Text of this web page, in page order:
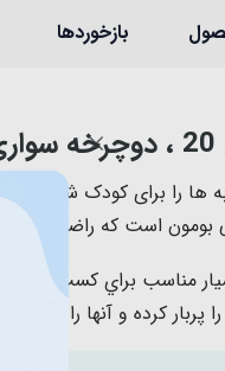
بازخوردها
ها را برای کودک شما
بومون است که راضیه
مناسب براي كسب
پربار كرده و آنها را براي